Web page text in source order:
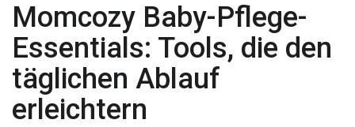
Momcozy Baby-Pflege-
Essentials: Tools, die den
täglichen Ablauf
erleichtern